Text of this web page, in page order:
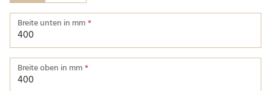
Breite unten in mm*
Welche Breite für unten ist korrekt?
Breite oben in mm*